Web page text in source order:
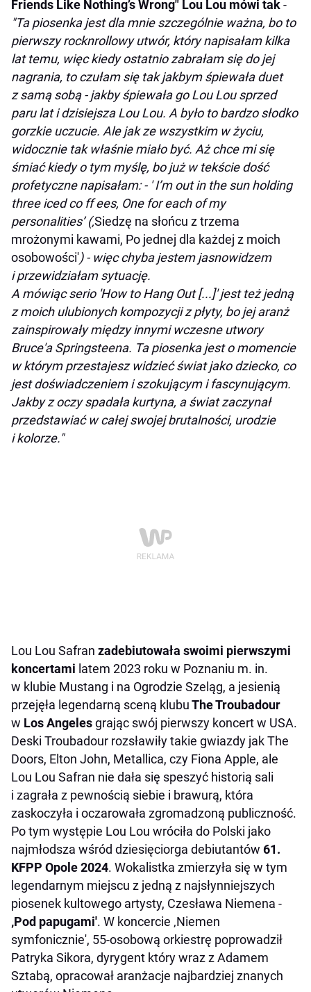
Friends Like Nothing’s Wrong" Lou Lou mówi tak-
"Ta piosenka jest dla mnie szczególnie ważna, bo to
pierwszy rocknrollowy utwór, który napisałam kilka
lat temu, więc kiedy ostatnio zabrałam się do jej
nagrania, to czułam się tak jakbym śpiewała duet
z samą sobą - jakby śpiewała go Lou Lou sprzed
paru lat i dzisiejsza Lou Lou. A było to bardzo słodko
gorzkie uczucie. Ale jak ze wszystkim w życiu,
widocznie tak właśnie miało być. Aż chce mi się
śmiać kiedy o tym myślę, bo już w tekście dość
profetyczne napisałam: - ' I’m out in the sun holding
three iced co ff ees, One for each of my
personalities’ (‚Siedzę na słońcu z trzema
mrożonymi kawami, Po jednej dla każdej z moich
osobowości') - więc chyba jestem jasnowidzem
i przewidziałam sytuację.
A mówiąc serio 'How to Hang Out [...]' jest też jedną
z moich ulubionych kompozycji z płyty, bo jej aranż
zainspirowały między innymi wczesne utwory
Bruce'a Springsteena. Ta piosenka jest o momencie
w którym przestajesz widzieć świat jako dziecko, co
jest doświadczeniem i szokującym i fascynującym.
Jakby z oczy spadała kurtyna, a świat zaczynał
przedstawiać w całej swojej brutalności, urodzie
i kolorze."
Lou Lou Safran zadebiutowała swoimi pierwszymi
koncertami latem 2023 roku w Poznaniu m. in.
w klubie Mustang i na Ogrodzie Szeląg, a jesienią
przejęła legendarną sceną klubuThe Troubadour
w Los Angelesgrając swój pierwszy koncert w USA.
Deski Troubadour rozsławiły takie gwiazdy jak The
Doors, Elton John, Metallica, czy Fiona Apple, ale
Lou Lou Safran nie dała się speszyć historią sali
i zagrała z pewnością siebie i brawurą, która
zaskoczyła i oczarowała zgromadzoną publiczność.
Po tym występie Lou Lou wróciła do Polski jako
najmłodsza wśród dziesięciorga debiutantów 61.
KFPP Opole 2024. Wokalistka zmierzyła się w tym
legendarnym miejscu z jedną z najsłynniejszych
piosenek kultowego artysty, Czesława Niemena -
‚Pod papugami'. W koncercie ‚Niemen
symfonicznie', 55-osobową orkiestrę poprowadził
Patryka Sikora, dyrygent który wraz z Adamem
Sztabą, opracował aranżacje najbardziej znanych